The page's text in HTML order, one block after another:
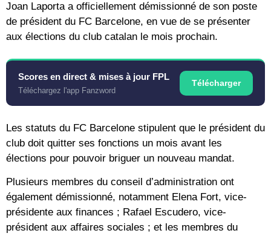
Joan Laporta a officiellement démissionné de son poste
de président du FC Barcelone, en vue de se présenter
aux élections du club catalan le mois prochain.
Scores en direct & mises à jour FPL
Téléchargez l'app Fanzword
Télécharger
Les statuts du FC Barcelone stipulent que le président du
club doit quitter ses fonctions un mois avant les
élections pour pouvoir briguer un nouveau mandat.
Plusieurs membres du conseil d’administration ont
également démissionné, notamment Elena Fort, vice-
présidente aux finances ; Rafael Escudero, vice-
président aux affaires sociales ; et les membres du